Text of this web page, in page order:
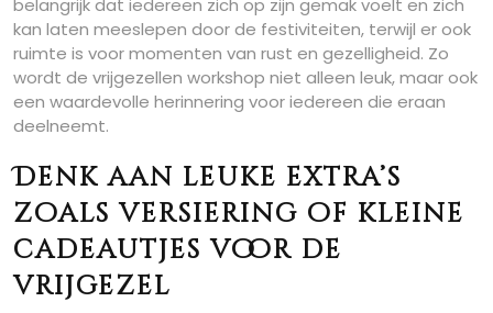
belangrijk dat iedereen zich op zijn gemak voelt en zich
kan laten meeslepen door de festiviteiten, terwijl er ook
ruimte is voor momenten van rust en gezelligheid. Zo
wordt de vrijgezellen workshop niet alleen leuk, maar ook
een waardevolle herinnering voor iedereen die eraan
deelneemt.
Denk aan leuke extra’s
zoals versiering of kleine
cadeautjes voor de
vrijgezel